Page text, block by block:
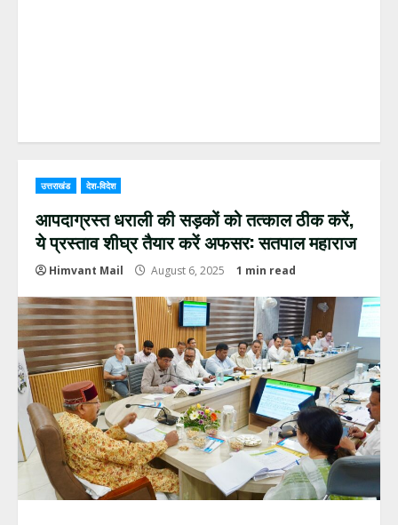
उत्तराखंड देश-विदेश
आपदाग्रस्त धराली की सड़कों को तत्काल ठीक करें,
ये प्रस्ताव शीघ्र तैयार करें अफसर: सतपाल महाराज
Himvant Mail August 6, 2025 1 min read